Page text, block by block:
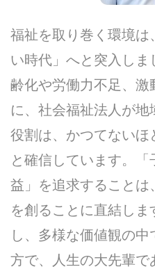
福祉を取り巻く環境は
い時代」へと突入し
齢化や労働力不足、激
に、社会福祉法人が地
役割は、かつてないほ
と確信しています。
益」を追求すること
を創ることに直結し
し、多様な価値観の
方で、人生の大先輩で